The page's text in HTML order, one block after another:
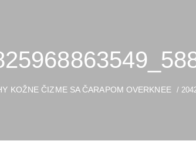
KOŽNE ČIZME SA ČARAPOM OVERKNEE /